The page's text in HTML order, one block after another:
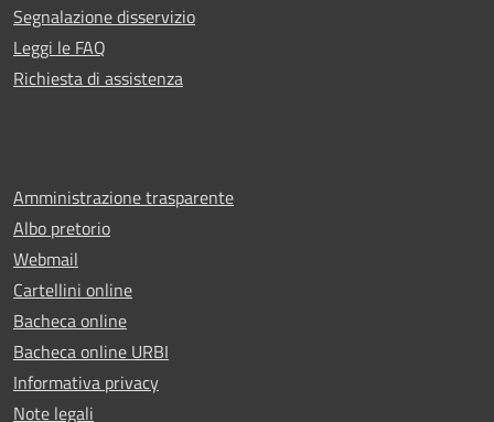
Segnalazione disservizio
Leggi le FAQ
Richiesta di assistenza
Amministrazione trasparente
Albo pretorio
Webmail
Cartellini online
Bacheca online
Bacheca online URBI
Informativa privacy
Note legali